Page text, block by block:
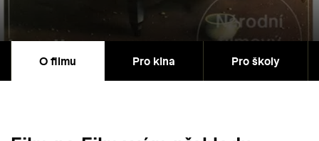
O filmu Pro kina Pro školy